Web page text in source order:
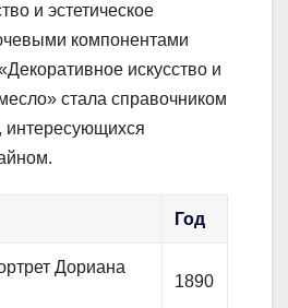
и эстетическое
компонентами
искусство и
стала справочником
интересующихся
Год
Дориана
1890